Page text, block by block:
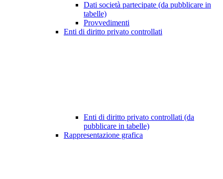
Dati società partecipate (da pubblicare in
tabelle)
Provvedimenti
Enti di diritto privato controllati
Enti di diritto privato controllati (da
pubblicare in tabelle)
Rappresentazione grafica